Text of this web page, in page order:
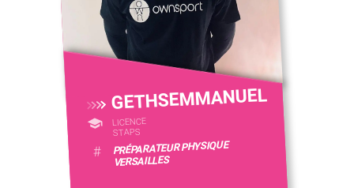
GETHSEMMANUEL
LICENCE
STAPS
# PRÉPARATEUR PHYSIQUE
VERSAILLES